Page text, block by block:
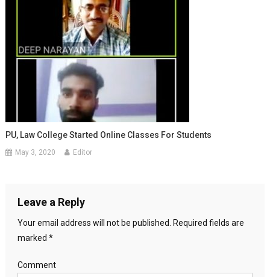
PU, Law College Started Online Classes For Students
May 3, 2020 Editor
Leave a Reply
Your email address will not be published.
Required fields are
marked *
Comment